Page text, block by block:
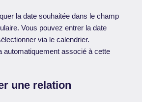
la date souhaitée dans le champ
Vous pouvez entrer la date
via le calendrier.
automatiquement associé à cette
une relation